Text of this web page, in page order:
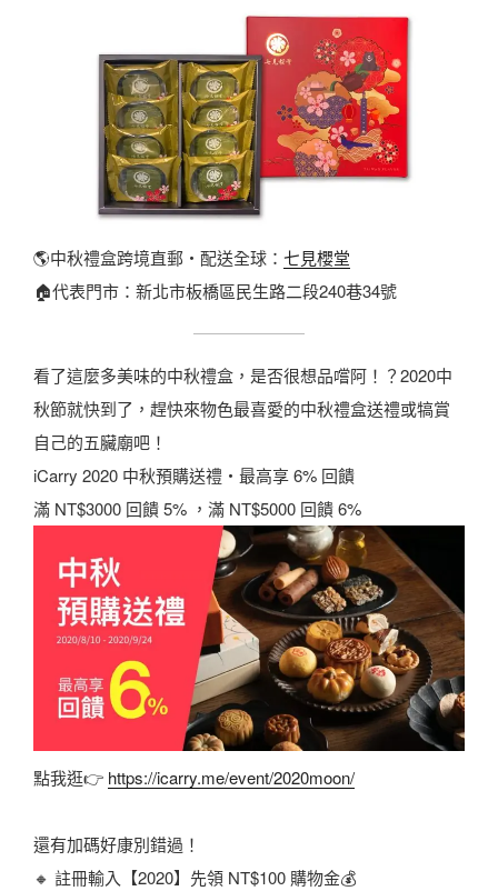
🌎中秋禮盒跨境直郵・配送全球： 七見櫻堂
🏠代表門市：新北市板橋區民生路二段240巷34號
看了這麼多美味的中秋禮盒，是否很想品嚐阿！？2020中
秋節就快到了，趕快來物色最喜愛的中秋禮盒送禮或犒賞
自己的五臟廟吧！
iCarry 2020 中秋預購送禮‧最高享 6% 回饋
滿 NT$3000 回饋 5% ，滿 NT$5000 回饋 6%
點我逛👉 https://icarry.me/event/2020moon/
還有加碼好康別錯過！
🔸 註冊輸入【2020】先領 NT$100 購物金💰